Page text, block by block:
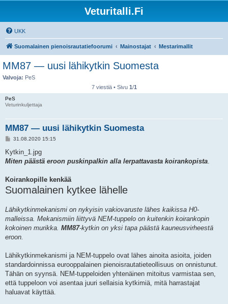
Veturitalli.Fi
UKK
Suomalainen pienoisrautatiefoorumi Mainostajat Mestarimallit
MM87 — uusi lähikytkin Suomesta
Valvoja: PeS
7 viestiä • Sivu 1/1
PeS
Veturinkuljettaja
MM87 — uusi lähikytkin Suomesta
V
e
s
t
31.08.2020 15:15
Kytkin_1.jpg
Miten päästä eroon puskinpalkin alla lerpattavasta koirankopista
Koirankopille kenkää
Suomalainen kytkee lähelle
Lähikytkinmekanismi on nykyisin vakiovaruste lähes kaikissa H0-
malleissa. Mekanismiin liittyvä NEM-tuppelo on kuitenkin koirankopin
kokoinen murikka. MM87-kytkin on yksi tapa päästä kauneusvirheestä
eroon.
Lähikytkinmekanismi ja NEM-tuppelo ovat lähes ainoita asioita, joiden
standardoinnissa eurooppalainen pienoisrautatieteollisuus on onnistunut.
Tähän on syynsä. NEM-tuppeloiden yhtenäinen mitoitus varmistaa sen,
että tuppeloon voi asentaa juuri sellaisia kytkimiä, mitä harrastajat
haluavat käyttää.